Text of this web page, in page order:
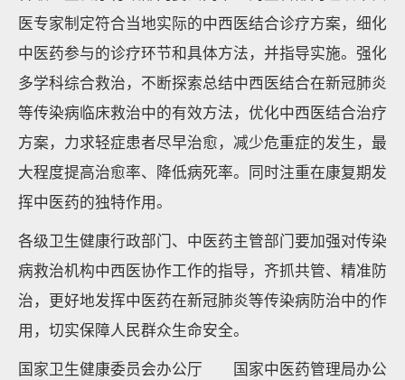
医专家制定符合当地实际的中西医结合诊疗方案，细化
中医药参与的诊疗环节和具体方法，并指导实施。强化
多学科综合救治，不断探索总结中西医结合在新冠肺炎
等传染病临床救治中的有效方法，优化中西医结合治疗
方案，力求轻症患者尽早治愈，减少危重症的发生，最
大程度提高治愈率、降低病死率。同时注重在康复期发
挥中医药的独特作用。
各级卫生健康行政部门、中医药主管部门要加强对传染
病救治机构中西医协作工作的指导，齐抓共管、精准防
治，更好地发挥中医药在新冠肺炎等传染病防治中的作
用，切实保障人民群众生命安全。
国家卫生健康委员会办公厅 国家中医药管理局办公